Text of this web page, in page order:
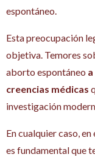
espontáneo.
Esta preocupación
objetiva. Temores
aborto espontáneo
creencias médicas
investigación
En cualquier caso,
es fundamental que